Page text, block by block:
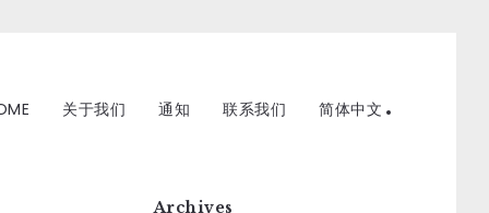
关于我们 通知 联系我们 简体中文
Archives